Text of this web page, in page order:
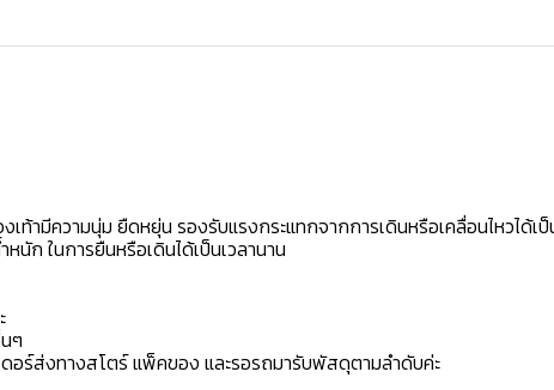
มีความนุ่ม ยืดหยุ่น รองรับแรงกระแทกจากการเดินหรือเคลื่อนไหวได้เ
ก ในการยืนหรือเดินได้เป็นเวลานาน
ๆ
อร์ส่งทางสโตร์ แพ็คของ และรอรถมารับพัสดุตามลำดับค่ะ